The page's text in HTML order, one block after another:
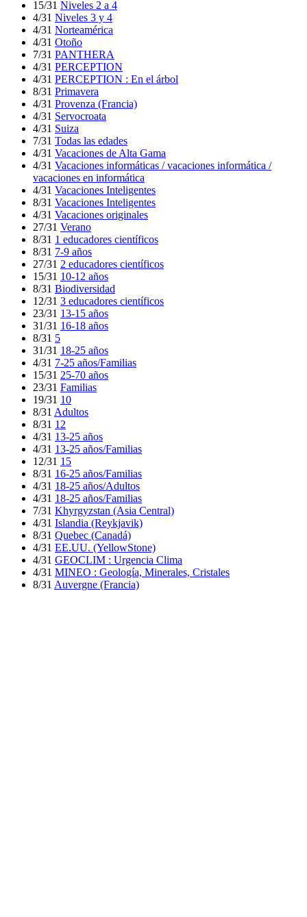
15/31 Niveles 2 a 4
4/31 Niveles 3 y 4
4/31 Norteamérica
4/31 Otoño
7/31 PANTHERA
4/31 PERCEPTION
4/31 PERCEPTION : En el árbol
8/31 Primavera
4/31 Provenza (Francia)
4/31 Servocroata
4/31 Suiza
7/31 Todas las edades
4/31 Vacaciones de Alta Gama
4/31 Vacaciones informáticas / vacaciones informática /
vacaciones en informática
4/31 Vacaciones Inteligentes
8/31 Vacaciones Inteligentes
4/31 Vacaciones originales
27/31 Verano
8/31 1 educadores científicos
8/31 7-9 años
27/31 2 educadores científicos
15/31 10-12 años
8/31 Biodiversidad
12/31 3 educadores científicos
23/31 13-15 años
31/31 16-18 años
8/31 5
31/31 18-25 años
4/31 7-25 años/Familias
15/31 25-70 años
23/31 Familias
19/31 10
8/31 Adultos
8/31 12
4/31 13-25 años
4/31 13-25 años/Familias
12/31 15
8/31 16-25 años/Familias
4/31 18-25 años/Adultos
4/31 18-25 años/Familias
7/31 Khyrgyzstan (Asia Central)
4/31 Islandia (Reykjavik)
8/31 Quebec (Canadá)
4/31 EE.UU. (YellowStone)
4/31 GEOCLIM : Urgencia Clima
4/31 MINEO : Geología, Minerales, Cristales
8/31 Auvergne (Francia)